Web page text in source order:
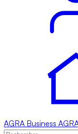
AGRA Business